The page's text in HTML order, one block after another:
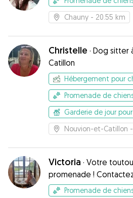
Chauny - 20.55 km
Christelle · Dog sitter
Catillon
Hébergement pour
Promenade de
Garderie de jour
Nouvion-et-Catillon
Victoria · Votre toutou
promenade !
Promenade de